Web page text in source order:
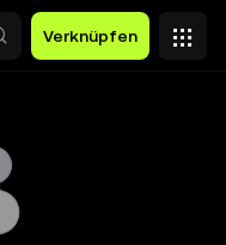
Verknüpfen